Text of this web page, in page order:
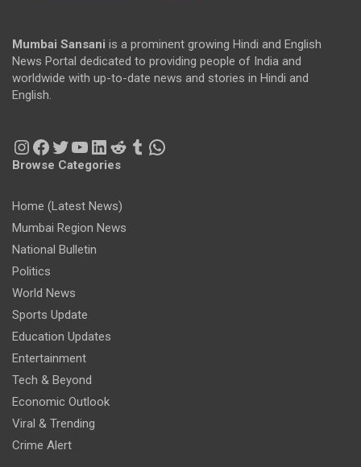
Mumbai Sansani is a prominent growing Hindi and English
News Portal dedicated to providing people of India and
worldwide with up-to-date news and stories in Hindi and
English.
Instagram
Facebook
Twitter
YouTube
LinkedIn
Reddit
Tumblr
WhatsApp
Browse Categories
Home (Latest News)
Mumbai Region News
National Bulletin
Politics
World News
Sports Update
Education Updates
Entertainment
Tech & Beyond
Economic Outlook
Viral & Trending
Crime Alert